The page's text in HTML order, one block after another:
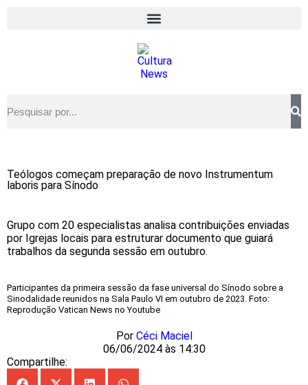
Teólogos começam preparação de novo Instrumentum
laboris para Sínodo
Grupo com 20 especialistas analisa contribuições enviadas
por Igrejas locais para estruturar documento que guiará
trabalhos da segunda sessão em outubro.
Participantes da primeira sessão da fase universal do Sínodo sobre a
Sinodalidade reunidos na Sala Paulo VI em outubro de 2023. Foto:
Reprodução Vatican News no Youtube
Por Céci Maciel
06/06/2024 às 14:30
Compartilhe: